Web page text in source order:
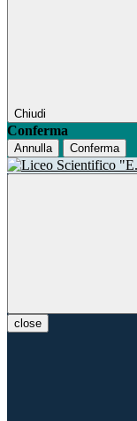
Chiudi
Conferma
Annulla Conferma
close